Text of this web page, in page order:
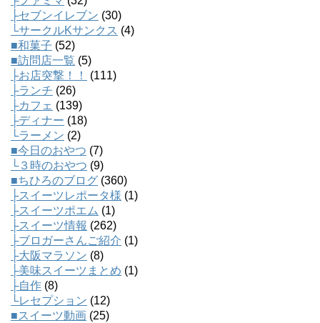
├セブンイレブン (30)
└サークルKサンクス (4)
■和菓子 (52)
■訪問店一覧 (5)
├お店突撃！！
(111)
├ランチ (26)
├カフェ (139)
├ディナー (18)
└ラーメン (2)
■今日のおやつ (7)
└３時のおやつ (9)
■ちひろのブログ (360)
├スイーツレポータ様 (1)
├スイーツポエム (1)
├スイーツ情報 (262)
├ブロガーさんご紹介 (1)
├大阪マラソン (8)
├美味スイーツまとめ (1)
├自作 (8)
└レセプション (12)
■スイーツ動画 (25)